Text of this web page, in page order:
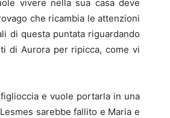
vivere nella sua casa deve
che ricambia le attenzioni
di questa puntata riguardando
di Aurora per ripicca, come vi
e vuole portarla in una
sarebbe fallito e Maria e